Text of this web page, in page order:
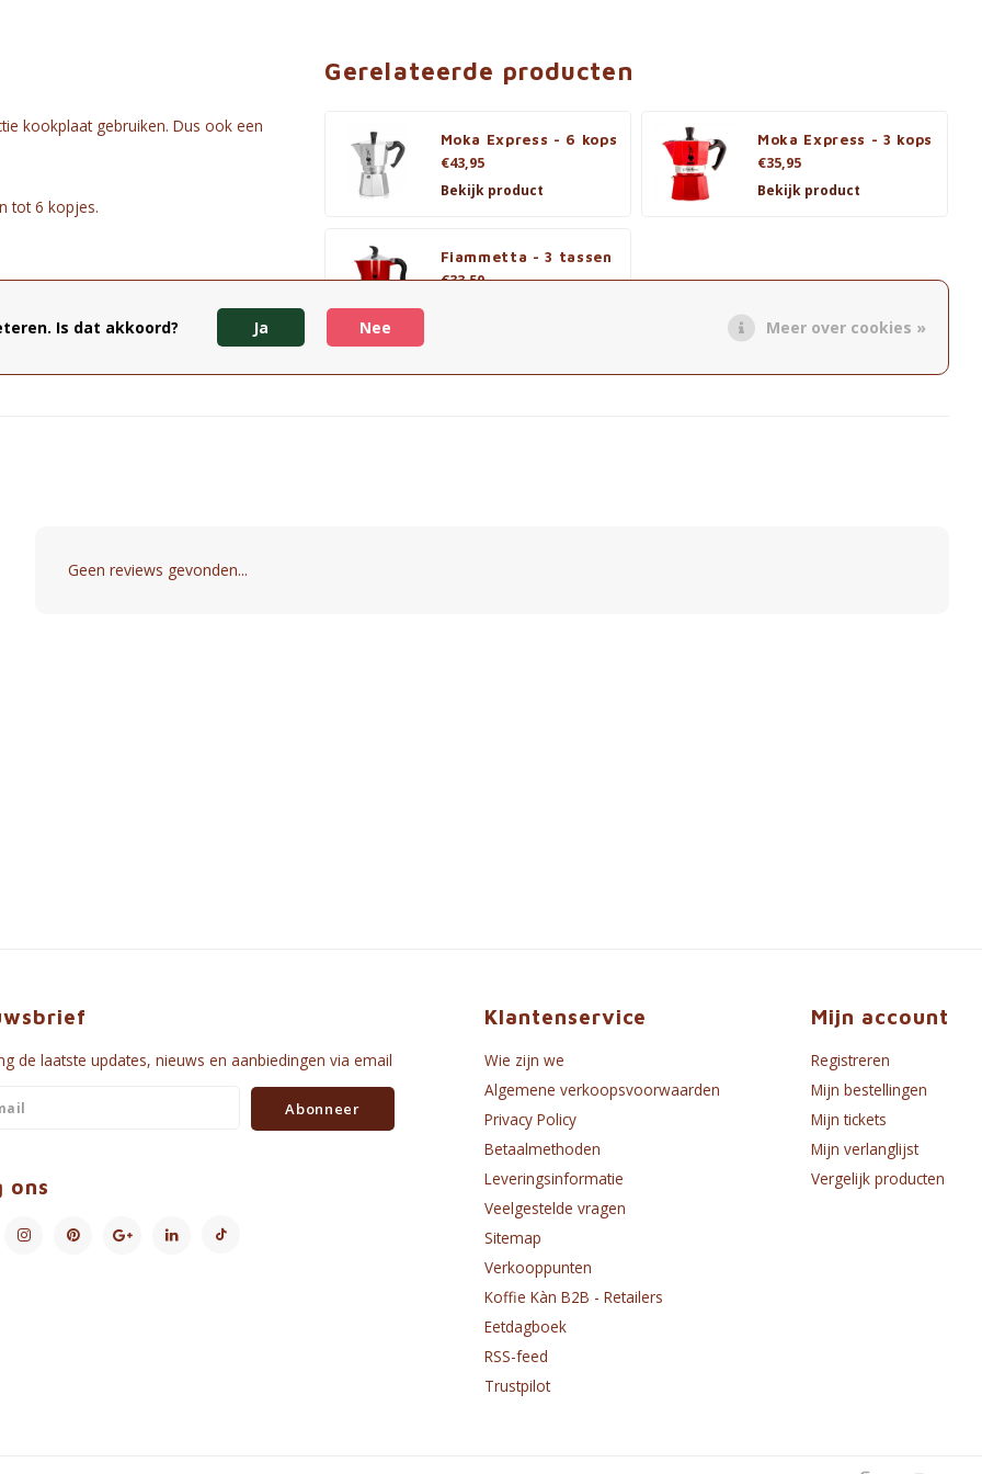
kookplaat gebruiken. Dus ook een
tot 6 kopjes.
Gerelateerde producten
Moka Express - 6 kops
€43,95
Bekijk product
Moka Express - 3 kops
€35,95
Bekijk product
Fiammetta - 3 tassen
€33,50
Geen reviews gevonden...
de laatste updates, nieuws en aanbiedingen via email
Abonneer
ons
Klantenservice
Wie zijn we
Algemene verkoopsvoorwaarden
Privacy Policy
Betaalmethoden
Leveringsinformatie
Veelgestelde vragen
Sitemap
Verkooppunten
Koffie Kàn B2B - Retailers
Eetdagboek
RSS-feed
Trustpilot
Mijn account
Registreren
Mijn bestellingen
Mijn tickets
Mijn verlanglijst
Vergelijk producten
Is dat akkoord? Ja Nee Meer over cookies »